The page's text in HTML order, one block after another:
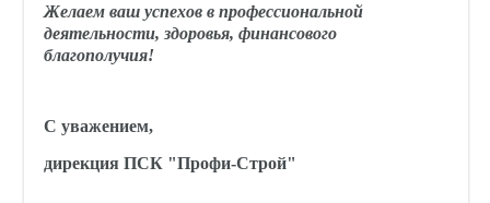
Желаем ваш успехов в профессиональной
деятельности, здоровья, финансового
благополучия!
С уважением,
дирекция ПСК "Профи-Строй"